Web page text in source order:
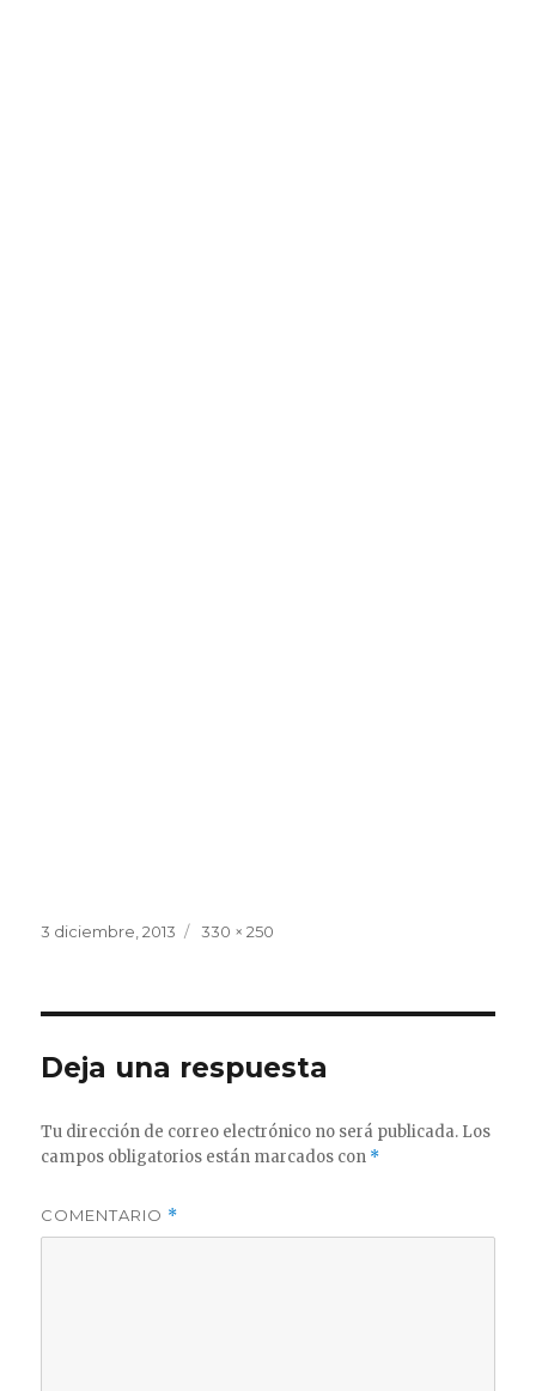
Publicado
3 diciembre, 2013
Tamaño
330 × 250
Deja una respuesta
Tu dirección de correo electrónico no será publicada. Los
campos obligatorios están marcados con *
COMENTARIO *